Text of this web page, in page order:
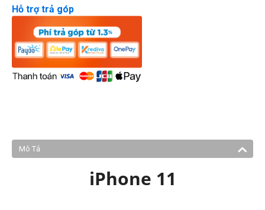
Hỗ trợ trả góp
Mô Tả
iPhone 11